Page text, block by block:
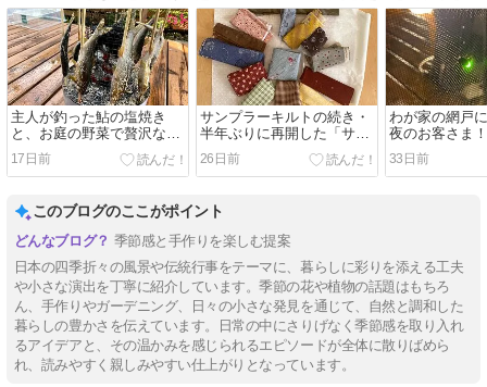
主人が釣った鮎の塩焼き
と、お庭の野菜で贅沢な夕
17日前
サンプラーキルトの続き・
半年ぶりに再開した「サン
フラワー」のブロックが完
成しました！
26日前
わが家の網戸
夜のお客さま
33日前
このブログのここがポイント
季節感と手作りを楽しむ提案
日本の四季折々の風景や伝統行事をテーマに、暮らしに彩りを添える工夫
や小さな演出を丁寧に紹介しています。季節の花や植物の話題はもちろ
ん、手作りやガーデニング、日々の小さな発見を通じて、自然と調和した
暮らしの豊かさを伝えています。日常の中にさりげなく季節感を取り入れ
るアイデアと、その温かみを感じられるエピソードが全体に散りばめら
れ、読みやすく親しみやすい仕上がりとなっています。